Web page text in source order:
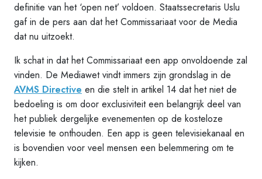
definitie van het ‘open net’ voldoen. Staatssecretaris Uslu
gaf in de pers aan dat het Commissariaat voor de Media
dat nu uitzoekt.
Ik schat in dat het Commissariaat een app onvoldoende zal
vinden. De Mediawet vindt immers zijn grondslag in de
AVMS Directive en die stelt in artikel 14 dat het niet de
bedoeling is om door exclusiviteit een belangrijk deel van
het publiek dergelijke evenementen op de kosteloze
televisie te onthouden. Een app is geen televisiekanaal en
is bovendien voor veel mensen een belemmering om te
kijken.